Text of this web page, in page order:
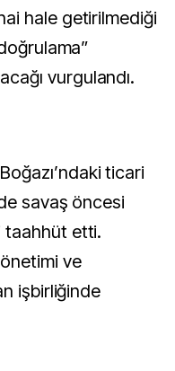
hale getirilmediği
vurgulandı.
ticari
savaş öncesi
taahhüt etti.
ve
işbirliğinde